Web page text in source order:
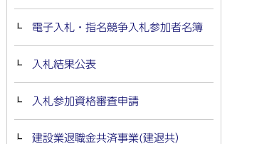
電子入札・指名競争入札参加者名簿
入札結果公表
入札参加資格審査申請
建設業退職金共済事業(建退共）